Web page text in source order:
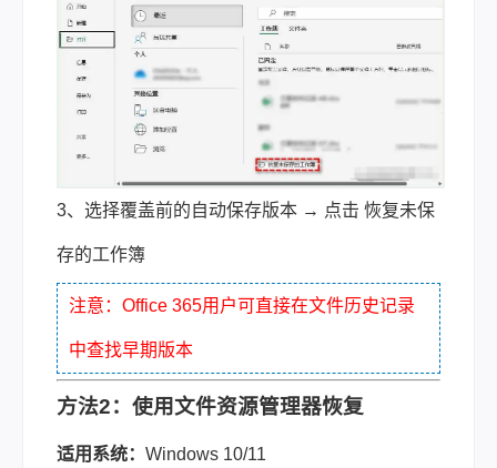
3、选择覆盖前的自动保存版本 → 点击 恢复未保
存的工作簿
注意：Office 365用户可直接在文件历史记录
中查找早期版本
方法2：使用文件资源管理器恢复
适用系统： Windows 10/11